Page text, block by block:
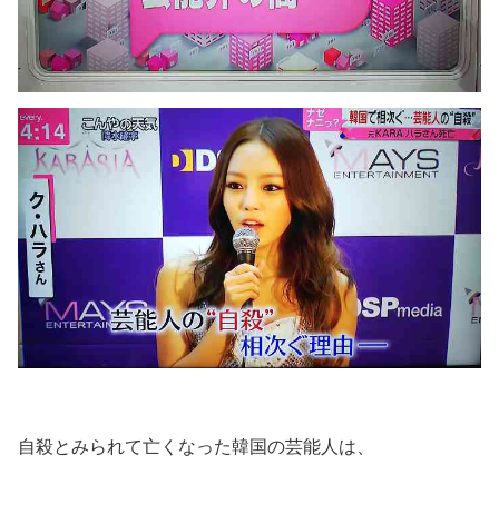
自殺とみられて亡くなった韓国の芸能人は、